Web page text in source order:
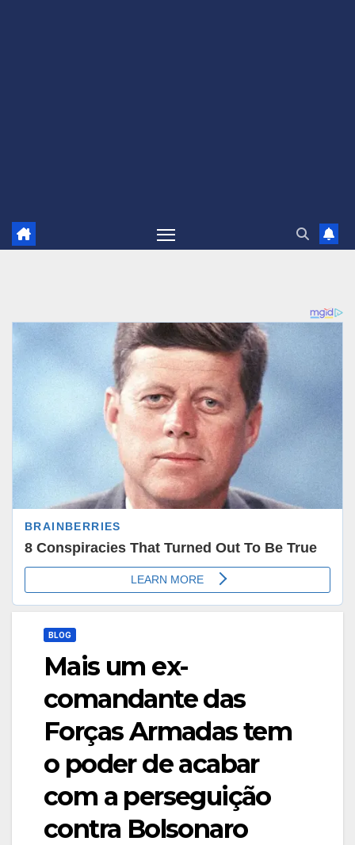
BLOG
Mais um ex-
comandante das
Forças Armadas tem
o poder de acabar
com a perseguição
contra Bolsonaro